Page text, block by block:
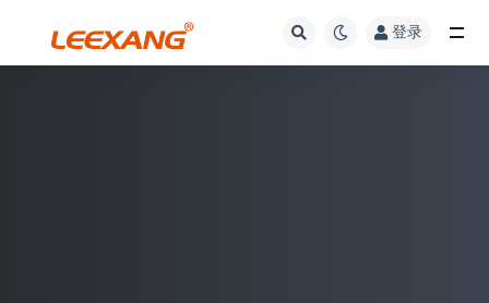
登录